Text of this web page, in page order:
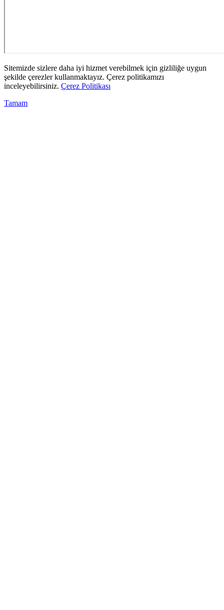
Sitemizde sizlere daha iyi hizmet verebilmek için gizliliğe uygun
şekilde çerezler kullanmaktayız. Çerez politikamızı
inceleyebilirsiniz. Çerez Politikası
Tamam